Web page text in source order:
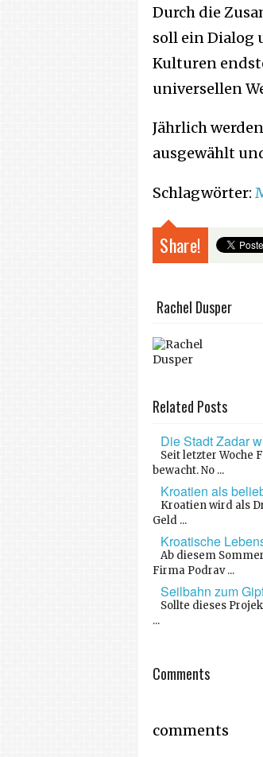
Durch die
soll ein Dialog
Kulturen
universellen
Jährlich
ausgewählt
Schlagwörter:
Share!
Rachel Dusper
Related Posts
Die Stadt Zadar
Seit letzter Woche
bewacht. No ...
Kroatien als
Kroatien wird als
Geld ...
Kroatische
Ab diesem
Firma Podrav ...
Seilbahn zum
Sollte dieses
...
Comments
comments